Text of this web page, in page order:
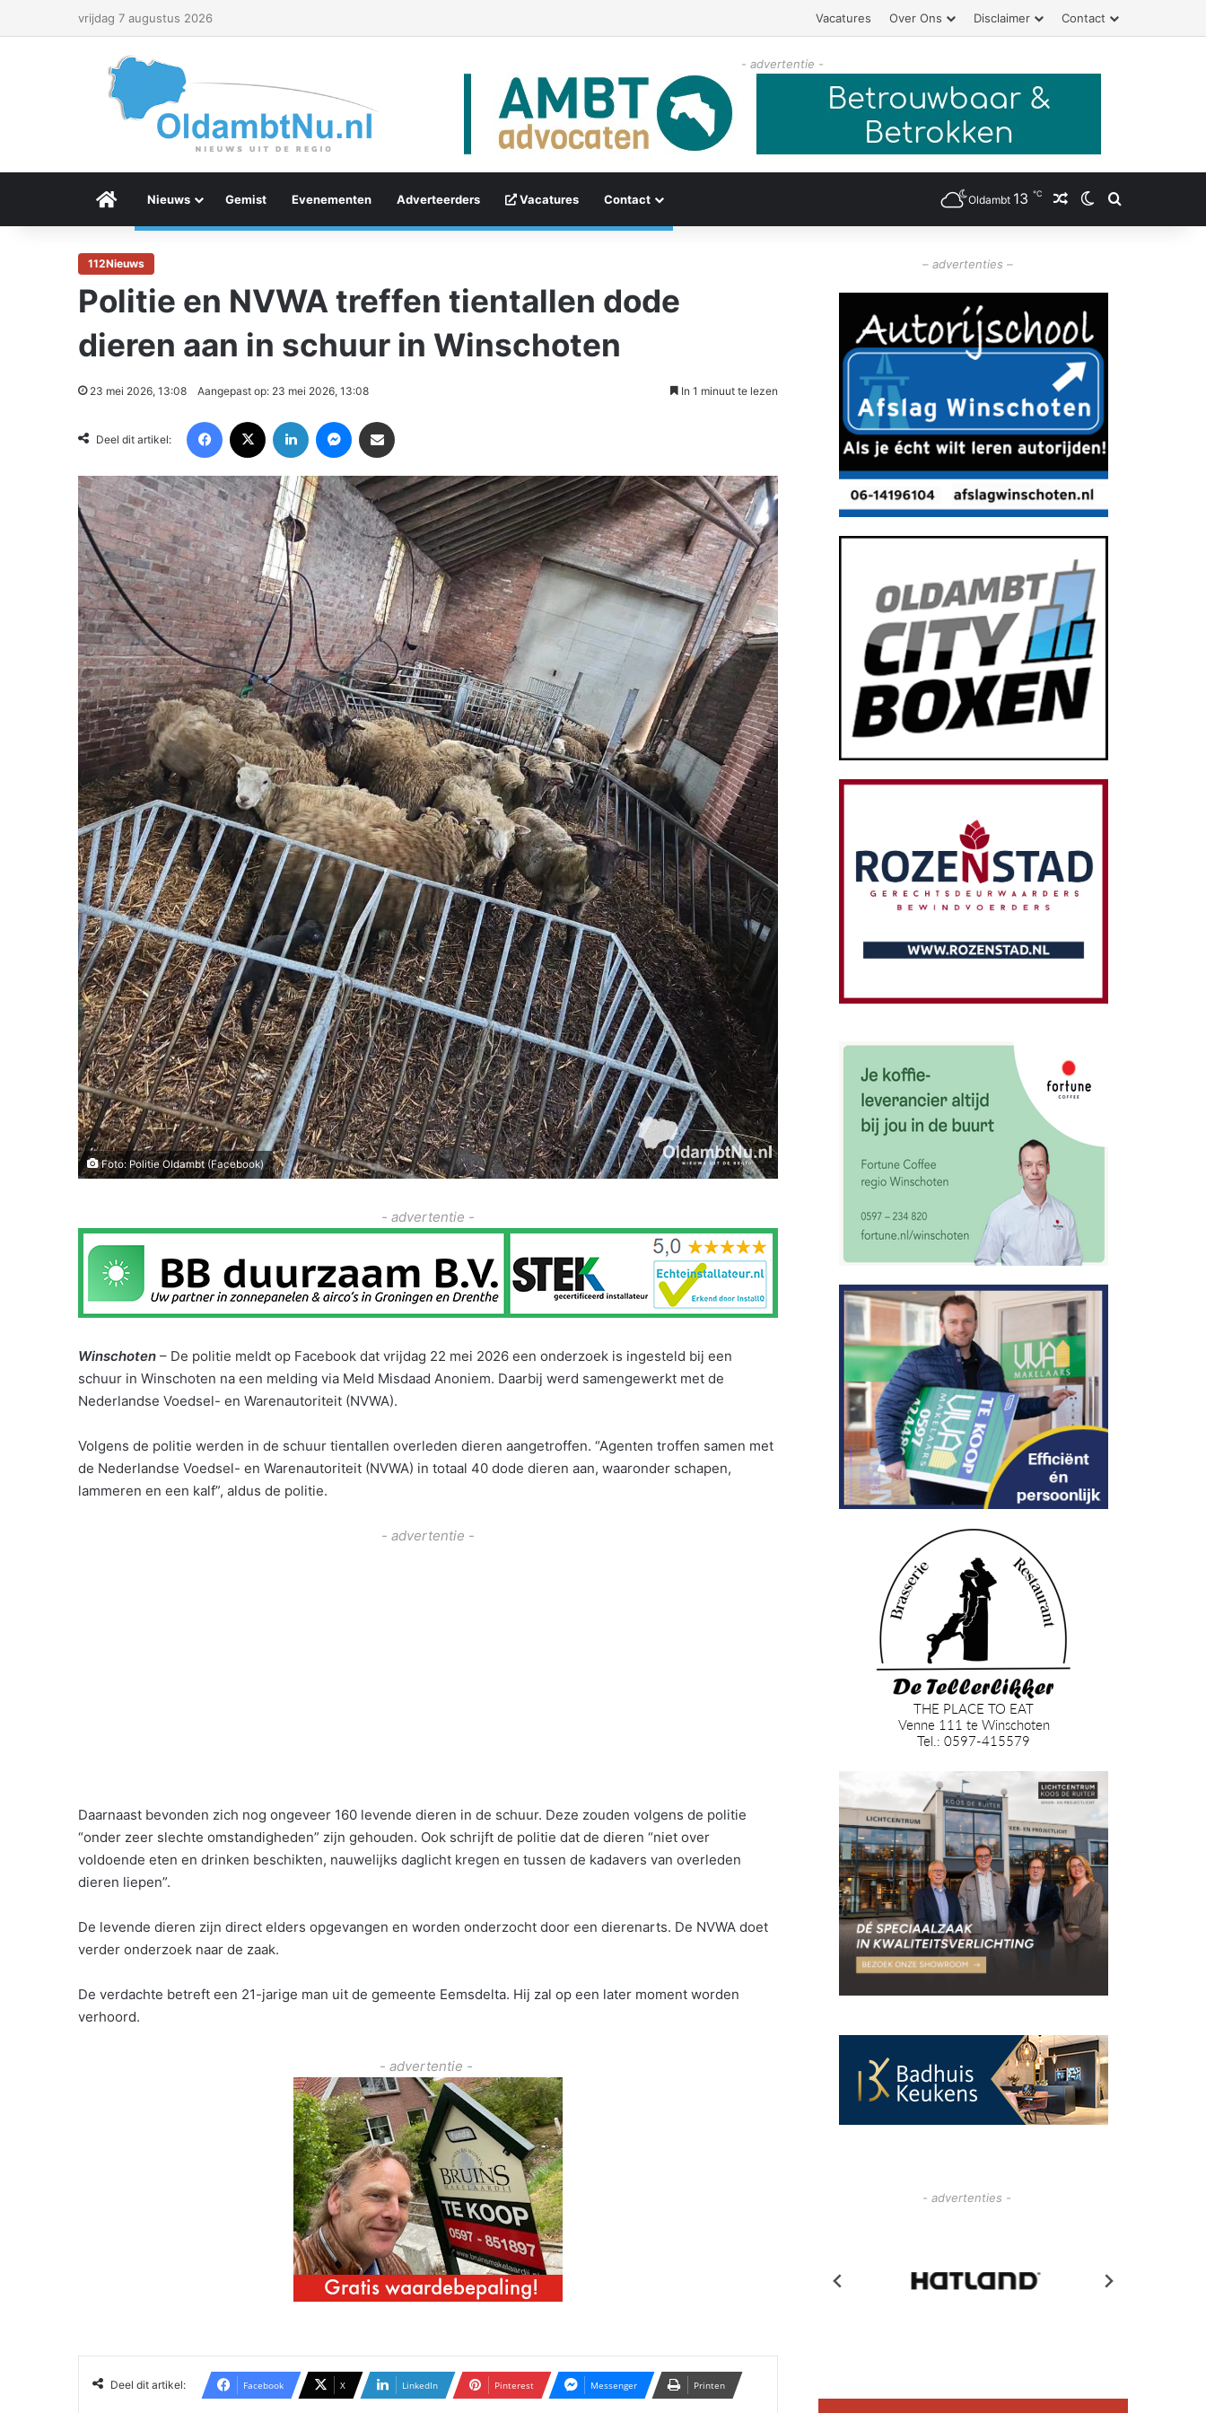
vrijdag 7 augustus 2026 Vacatures Over Ons Disclaimer Contact
- advertentie -
Menu Item
Nieuws Gemist Evenementen Adverteerders Vacatures Contact Oldambt 13 ℃ Willekeurig artikel
Switch skin
Zoeken
112Nieuws
Politie en NVWA treffen tientallen dode
dieren aan in schuur in Winschoten
23 mei 2026, 13:08 Aangepast op: 23 mei 2026, 13:08 In 1 minuut te lezen
Deel dit artikel:
Foto: Politie Oldambt (Facebook)
- advertentie -
Winschoten – De politie meldt op Facebook dat vrijdag 22 mei 2026 een onderzoek is ingesteld bij een
schuur in Winschoten na een melding via Meld Misdaad Anoniem. Daarbij werd samengewerkt met de
Nederlandse Voedsel- en Warenautoriteit (NVWA).
Volgens de politie werden in de schuur tientallen overleden dieren aangetroffen. “Agenten troffen samen met
de Nederlandse Voedsel- en Warenautoriteit (NVWA) in totaal 40 dode dieren aan, waaronder schapen,
lammeren en een kalf”, aldus de politie.
- advertentie -
Daarnaast bevonden zich nog ongeveer 160 levende dieren in de schuur. Deze zouden volgens de politie
“onder zeer slechte omstandigheden” zijn gehouden. Ook schrijft de politie dat de dieren “niet over
voldoende eten en drinken beschikten, nauwelijks daglicht kregen en tussen de kadavers van overleden
dieren liepen”.
De levende dieren zijn direct elders opgevangen en worden onderzocht door een dierenarts. De NVWA doet
verder onderzoek naar de zaak.
De verdachte betreft een 21-jarige man uit de gemeente Eemsdelta. Hij zal op een later moment worden
verhoord.
- advertentie -
Deel dit artikel: Facebook X LinkedIn Pinterest Messenger Printen
– advertenties –
- advertenties -